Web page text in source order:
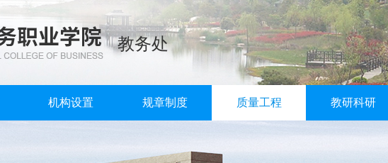
教务处
机构设置 规章制度 质量工程 教研科研